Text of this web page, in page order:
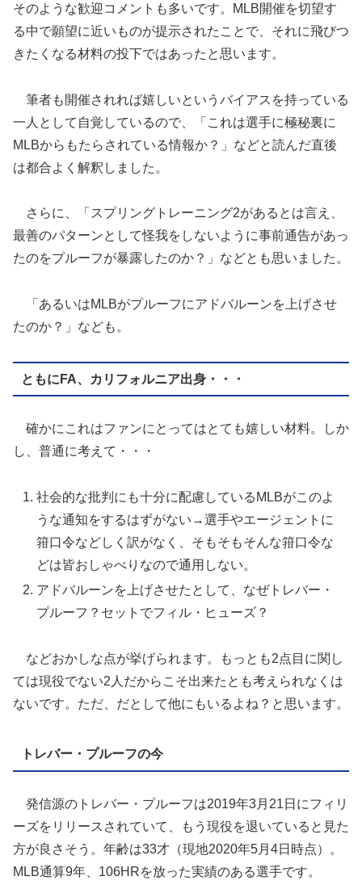
そのような歓迎コメントも多いです。MLB開催を切望す
る中で願望に近いものが提示されたことで、それに飛びつ
きたくなる材料の投下ではあったと思います。
筆者も開催されれば嬉しいというバイアスを持っている
一人として自覚しているので、「これは選手に極秘裏に
MLBからもたらされている情報か？」などと読んだ直後
は都合よく解釈しました。
さらに、「スプリングトレーニング2があるとは言え、
最善のパターンとして怪我をしないように事前通告があっ
たのをプルーフが暴露したのか？」などとも思いました。
「あるいはMLBがプルーフにアドバルーンを上げさせ
たのか？」なども。
ともにFA、カリフォルニア出身・・・
確かにこれはファンにとってはとても嬉しい材料。しか
し、普通に考えて・・・
社会的な批判にも十分に配慮しているMLBがこのよ
うな通知をするはずがない→選手やエージェントに
箝口令などしく訳がなく、そもそもそんな箝口令な
どは皆おしゃべりなので通用しない。
アドバルーンを上げさせたとして、なぜトレバー・
プルーフ？セットでフィル・ヒューズ？
などおかしな点が挙げられます。もっとも2点目に関し
ては現役でない2人だからこそ出来たとも考えられなくは
ないです。ただ、だとして他にもいるよね？と思います。
トレバー・プルーフの今
発信源のトレバー・プルーフは2019年3月21日にフィリ
ーズをリリースされていて、もう現役を退いていると見た
方が良さそう。年齢は33才（現地2020年5月4日時点）。
MLB通算9年、106HRを放った実績のある選手です。